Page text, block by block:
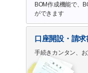
BOM作成機能で、
ができます
口座開設・請
手続きカンタン、